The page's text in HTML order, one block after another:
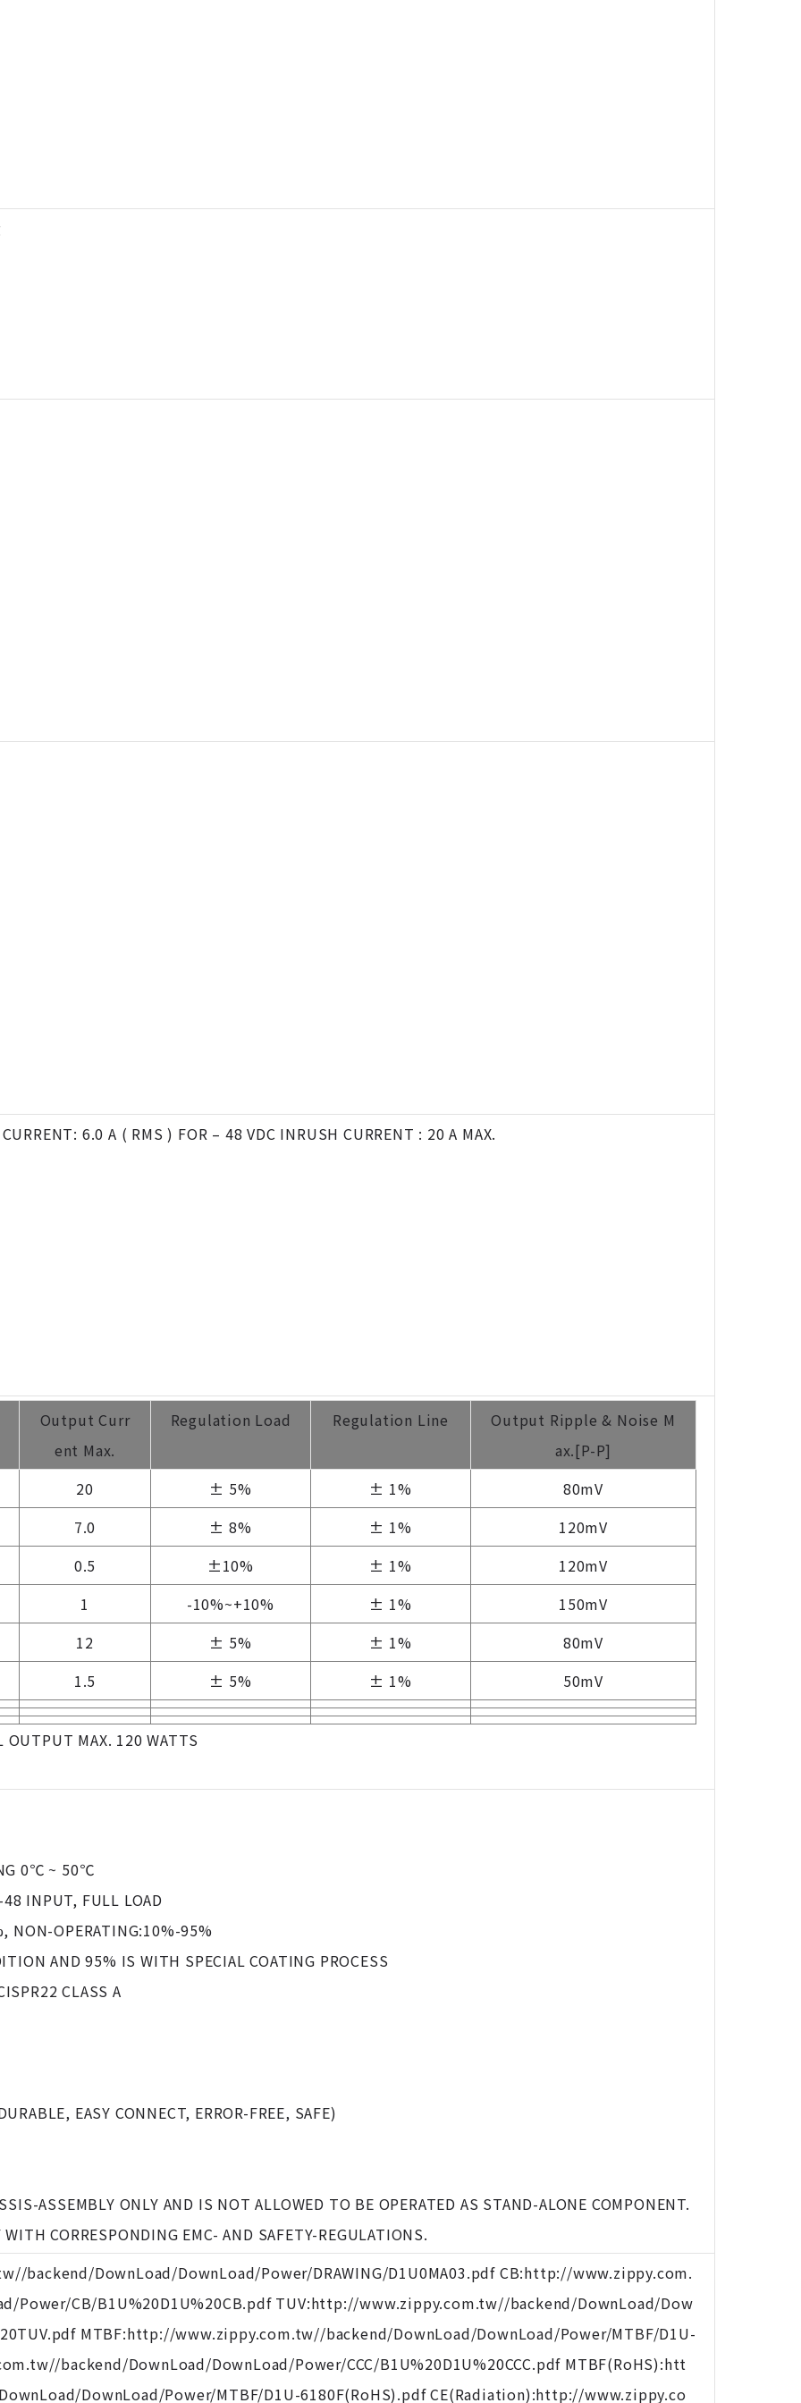
6.0 A ( RMS ) FOR – 48 VDC INRUSH CURRENT : 20 A MAX.
Output Curr
ent Max.
Regulation Load Regulation Line
Output Ripple & Noise M
ax.[P-P]
20 ± 5% ± 1%
80mV
7.0 ± 8% ± 1%
120mV
0.5 ±10% ± 1%
120mV
1 -10%~+10% ± 1%
150mV
12 ± 5% ± 1%
80mV
1.5 ± 5% ± 1% 50mV
OUTPUT MAX. 120 WATTS
0℃ ~ 50℃
INPUT, FULL LOAD
NON-OPERATING:10%-95%
AND 95% IS WITH SPECIAL COATING PROCESS
CLASS A
EASY CONNECT, ERROR-FREE, SAFE)
ASSEMBLY ONLY AND IS NOT ALLOWED TO BE OPERATED AS STAND-ALONE COMPONENT.
CORRESPONDING EMC- AND SAFETY-REGULATIONS.
backend/DownLoad/DownLoad/Power/DRAWING/D1U0MA03.pdf CB:http://www.zippy.com.
Power/CB/B1U%20D1U%20CB.pdf TUV:http://www.zippy.com.tw//backend/DownLoad/Dow
MTBF:http://www.zippy.com.tw//backend/DownLoad/DownLoad/Power/MTBF/D1U-
backend/DownLoad/DownLoad/Power/CCC/B1U%20D1U%20CCC.pdf MTBF(RoHS):htt
DownLoad/Power/MTBF/D1U-6180F(RoHS).pdf CE(Radiation):http://www.zippy.co